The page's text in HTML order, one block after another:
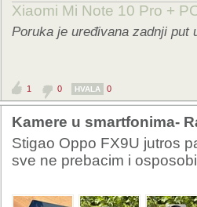
Xiaomi Mi Note 10 Pro +
Poruka je uređivana zadnji put
1 0 HVALA 0
Kamere u smartfonima-
Stigao Oppo FX9U jutros
sve ne prebacim i